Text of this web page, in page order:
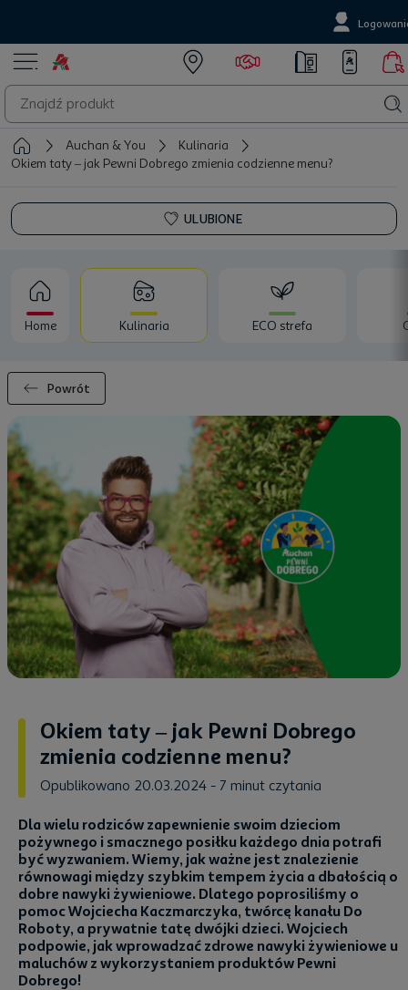
Auchan & You
Kulinaria
Okiem taty – jak Pewni Dobrego zmienia codzienne menu?
ULUBIONE
Home Kulinaria ECO strefa
Powrót
Okiem taty – jak Pewni Dobrego
zmienia codzienne menu?
Opublikowano 20.03.2024 - 7 minut czytania
Dla wielu rodziców zapewnienie swoim dzieciom
pożywnego i smacznego posiłku każdego dnia potrafi
być wyzwaniem. Wiemy, jak ważne jest znalezienie
równowagi między szybkim tempem życia a dbałością o
dobre nawyki żywieniowe. Dlatego poprosiliśmy o
pomoc Wojciecha Kaczmarczyka, twórcę kanału Do
Roboty, a prywatnie tatę dwójki dzieci. Wojciech
podpowie, jak wprowadzać zdrowe nawyki żywieniowe u
maluchów z wykorzystaniem produktów Pewni
Dobrego!